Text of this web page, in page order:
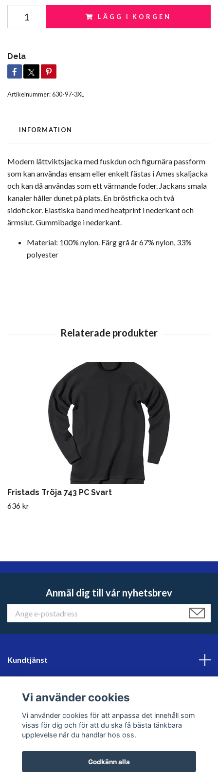
LÄGG I KORGEN
Dela
Artikelnummer:630-97-3XL
INFORMATION
Modern lättviktsjacka med fuskdun och figurnära passform
som kan användas ensam eller enkelt fästas i Ames skaljacka
och kan då användas som ett värmande foder. Jackans smala
kanaler håller dunet på plats. En bröstficka och två
sidofickor. Elastiska band med heatprint i nederkant och
ärmslut. Gummibadge i nederkant.
Material: 100% nylon. Färg grå är 67% nylon, 33%
polyester
Fristads Tröja 743 PC Svart
636 kr
Anmäl dig till vår nyhetsbrev
Kundtjänst
Sociala medier
Vi använder cookies
Vi använder cookies för att anpassa det innehåll som
visas för dig och för att du ska få bästa tänkbara
upplevelse när du handlar hos oss.
Godkänn alla